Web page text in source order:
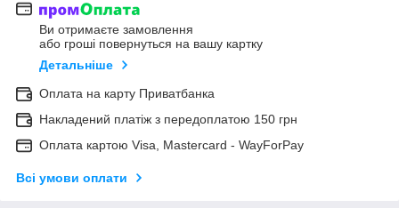
Ви отримаєте замовлення
або гроші повернуться на вашу картку
Детальніше
Оплата на карту Приватбанка
Накладений платіж з передоплатою 150 грн
Оплата картою Visa, Mastercard - WayForPay
Всі умови оплати